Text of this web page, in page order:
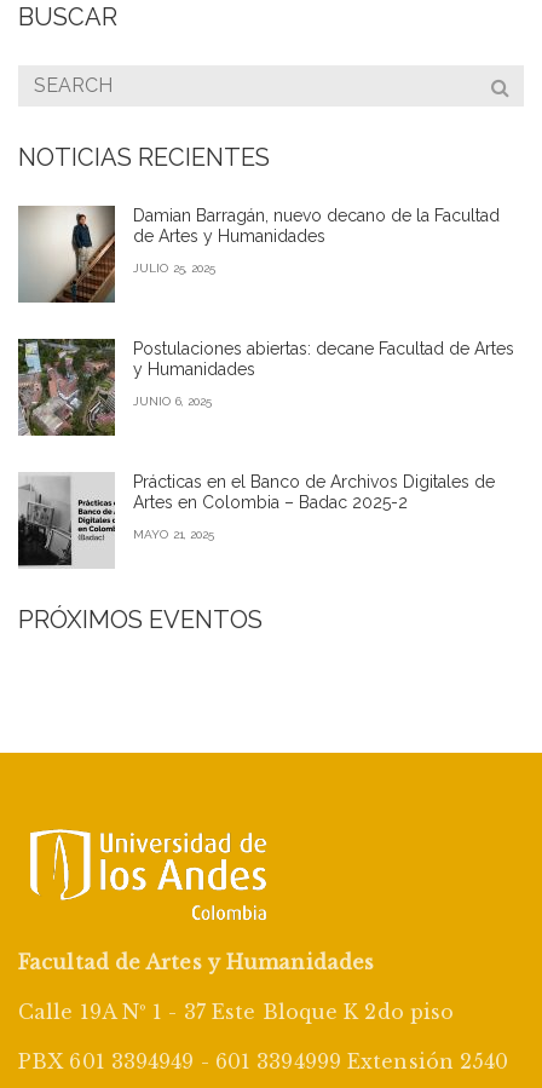
BUSCAR
NOTICIAS RECIENTES
Damian Barragán, nuevo decano de la Facultad
de Artes y Humanidades
JULIO 25, 2025
Postulaciones abiertas: decane Facultad de Artes
y Humanidades
JUNIO 6, 2025
Prácticas en el Banco de Archivos Digitales de
Artes en Colombia – Badac 2025-2
MAYO 21, 2025
PRÓXIMOS EVENTOS
Facultad de Artes y Humanidades
Calle 19A Nº 1 - 37 Este Bloque K 2do piso
PBX 601 3394949 - 601 3394999 Extensión 2540